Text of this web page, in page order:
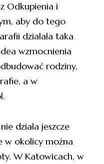
Odkupienia i
aby do tego
działała taka
wzmocnienia
rodziny,
a w
działa jeszcze
w okolicy można
W Katowicach, w